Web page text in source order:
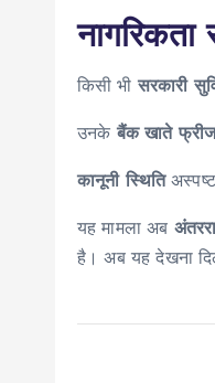
नागरिकता
किसी भीसरकारी
उनकेबैंक खाते
कानूनी स्थितिअस्पष्ट
यह मामला अब
है। अब यह देखना